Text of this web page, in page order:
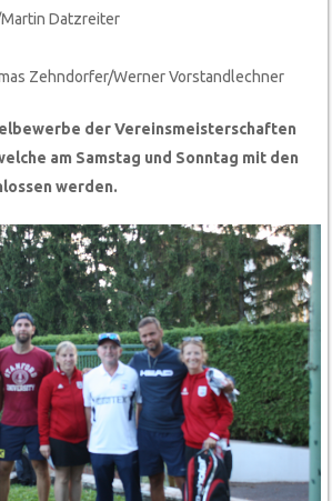
Datzreiter
Zehndorfer/Werner Vorstandlechner
der Vereinsmeisterschaften
am Samstag und Sonntag mit den
werden.